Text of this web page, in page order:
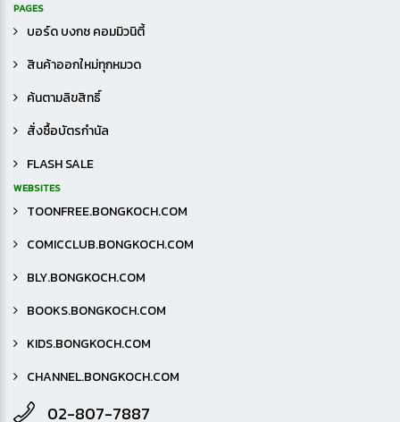
PAGES
บอร์ด บงกช คอมมิวนิตี้
สินค้าออกใหม่ทุกหมวด
ค้นตามลิขสิทธิ์
สั่งซื้อบัตรกำนัล
FLASH SALE
WEBSITES
TOONFREE.BONGKOCH.COM
COMICCLUB.BONGKOCH.COM
BLY.BONGKOCH.COM
BOOKS.BONGKOCH.COM
KIDS.BONGKOCH.COM
CHANNEL.BONGKOCH.COM
02-807-7887